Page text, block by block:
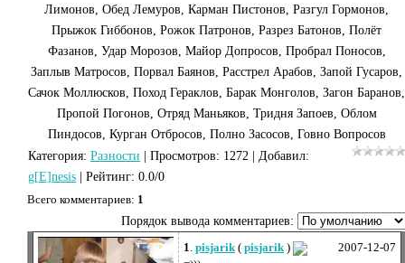
Лимонов, Обед Лемуров, Карман Пистонов, Разгул Гормонов,
Прыжок Гиббонов, Рожок Патронов, Разрез Батонов, Полёт
Фазанов, Удар Морозов, Майор Допросов, Пробрал Поносов,
Заплыв Матросов, Порвал Баянов, Расстрел Арабов, Запой Гусаров,
Сачок Моллюсков, Поход Гераклов, Барак Монголов, Загон Баранов,
Пропой Погонов, Отряд Маньяков, Тридня Запоев, Облом
Пиндосов, Курган Отбросов, Полно Засосов, Говно Вопросов
Категория: Разности Просмотров: 1272 | Добавил:
g[E]nesis
Рейтинг: 0.0/0
Всего комментариев: 1
Порядок вывода комментариев:
2007-12-07
1. pisjarik( pisjarik)